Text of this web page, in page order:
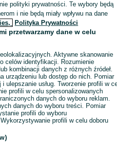
Kup
polityki prywatności. Te wybory będą
i nie będą miały wpływu na dane
Polityka Prywatności
przetwarzamy dane w celu
Aktywne skanowanie
celów identyfikacji. Rozumienie
kombinacji danych z różnych źródeł.
urządzeniu lub dostęp do nich. Pomiar
ulepszanie usług. Tworzenie profili w
profili w celu spersonalizowanych
danych do wyboru reklam.
danych do wyboru treści. Pomiar
profili do wyboru
profili w celu doboru